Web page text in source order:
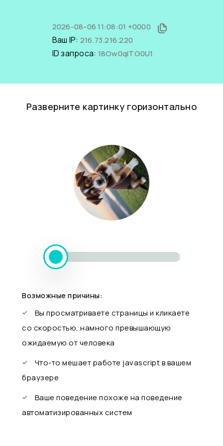
2026-08-06 11:08:01 +0000
Ваш IP: 216.73.216.220
ID запроса: 18Ow0qlTG0U1
Разверните картинку горизонтально
Возможные причины:
Вы просматриваете страницы и кликаете
со скоростью, намного превышающую
ожидаемую от человека
Что-то мешает работе javascript в вашем
браузере
Ваше поведение похоже на поведение
автоматизированных систем